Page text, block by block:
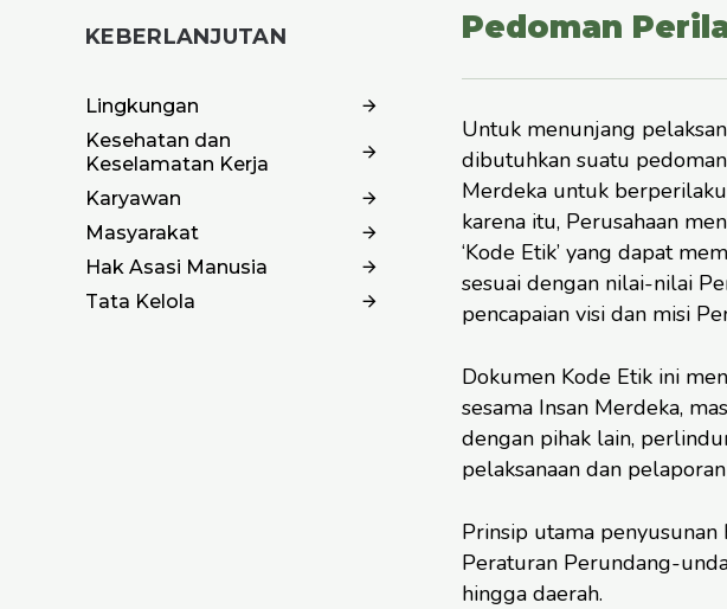
KEBERLANJUTAN
Lingkungan
Kesehatan dan
Keselamatan Kerja
Karyawan
Masyarakat
Hak Asasi Manusia
Tata Kelola
Pedoman
Untuk menunjang
dibutuhkan suatu
Merdeka untuk
karena itu, Perusahaan
‘Kode Etik’ yang dapat
sesuai dengan nilai-nilai
pencapaian visi dan misi
Dokumen Kode Etik ini
sesama Insan Merdeka,
dengan pihak lain,
pelaksanaan dan
Prinsip utama
Peraturan Perundang-
hingga daerah.